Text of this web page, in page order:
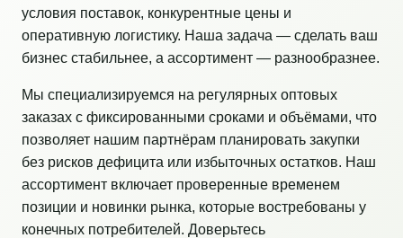
условия поставок, конкурентные цены и
оперативную логистику. Наша задача — сделать ваш
бизнес стабильнее, а ассортимент — разнообразнее.
Мы специализируемся на регулярных оптовых
заказах с фиксированными сроками и объёмами, что
позволяет нашим партнёрам планировать закупки
без рисков дефицита или избыточных остатков. Наш
ассортимент включает проверенные временем
позиции и новинки рынка, которые востребованы у
конечных потребителей. Доверьтесь